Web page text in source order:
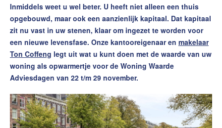
Contact
Word jij onze nieuwe makelaar?
Woning Waarde Adviesdagen
De waarde van uw woning
De Amsterdamse woningmarkt
verandert
Inmiddels weet u wel beter. U heeft niet alleen een thuis
opgebouwd, maar ook een aanzienlijk kapitaal. Dat kapitaal
zit nu vast in uw stenen, klaar om ingezet te worden voor
een nieuwe levensfase. Onze kantooreigenaar en makelaar
Ton Coffeng legt uit wat u kunt doen met de waarde van uw
woning als opwarmertje voor de Woning Waarde
Adviesdagen van 22 t/m 29 november.